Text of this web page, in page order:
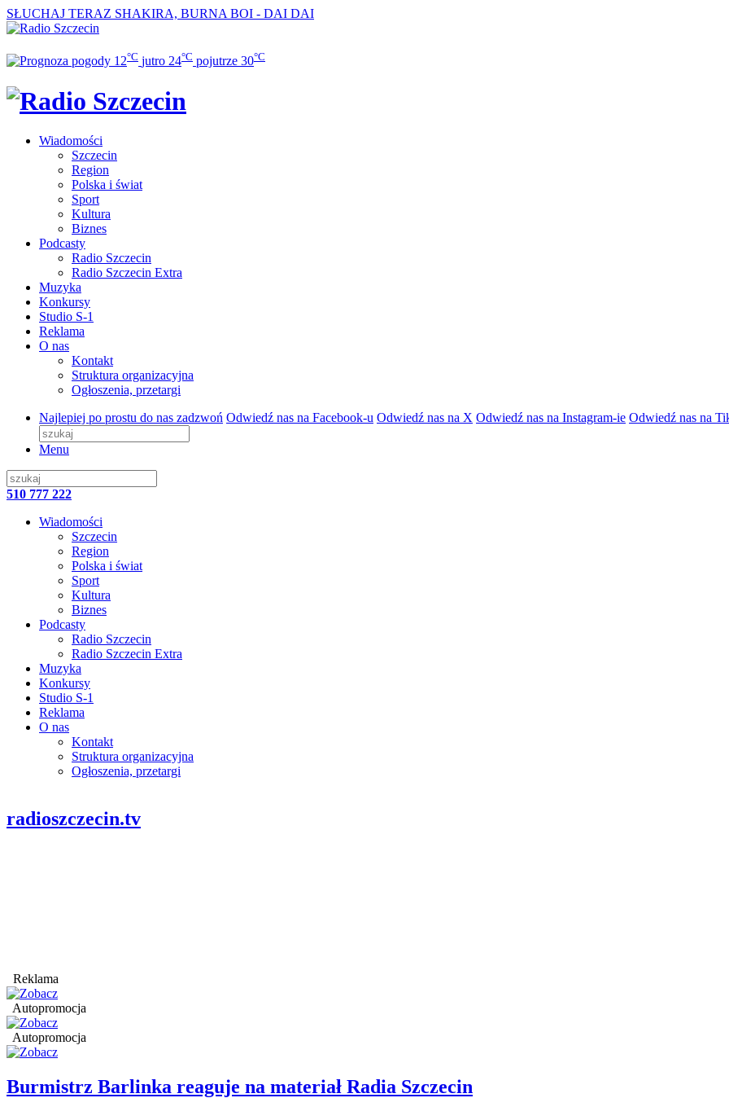
SŁUCHAJ TERAZ SHAKIRA, BURNA BOI - DAI DAI
12°C jutro 24°C pojutrze 30°C
Wiadomości
Szczecin
Region
Polska i świat
Sport
Kultura
Biznes
Podcasty
Radio Szczecin
Radio Szczecin Extra
Muzyka
Konkursy
Studio S-1
Reklama
O nas
Kontakt
Struktura organizacyjna
Ogłoszenia, przetargi
Najlepiej po prostu do nas zadzwoń Odwiedź nas na Facebook-u Odwiedź nas na X Odwiedź nas na Instagram-ie Odwiedź nas na
Menu
510 777 222
Wiadomości
Szczecin
Region
Polska i świat
Sport
Kultura
Biznes
Podcasty
Radio Szczecin
Radio Szczecin Extra
Muzyka
Konkursy
Studio S-1
Reklama
O nas
Kontakt
Struktura organizacyjna
Ogłoszenia, przetargi
radioszczecin.tv
Reklama
Autopromocja
Autopromocja
Burmistrz Barlinka reaguje na materiał Radia Szczecin